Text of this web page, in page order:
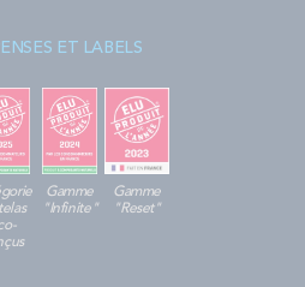
ET LABELS
Gamme
"Infinite"
Gamme
"Reset"